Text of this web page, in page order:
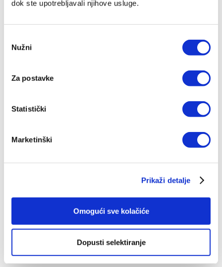
dok ste upotrebljavali njihove usluge.
pristanka
Nužni
Za postavke
Statistički
Marketinški
Prikaži detalje
Omogući sve kolačiće
Dopusti selektiranje
Novi zavjet - crveni
11,00 EUR